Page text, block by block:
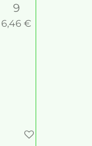
au panier
9
6,46 €
Ajouter au panier